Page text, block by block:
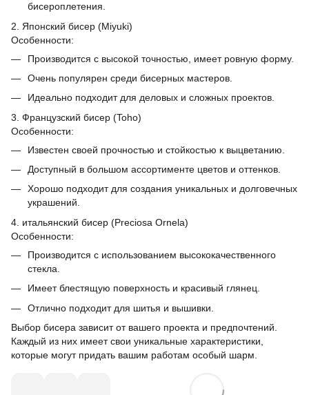
бисероплетения.
2. Японский бисер (Miyuki)
Особенности:
Производится с высокой точностью, имеет ровную форму.
Очень популярен среди бисерных мастеров.
Идеально подходит для деловых и сложных проектов.
3. Французский бисер (Toho)
Особенности:
Известен своей прочностью и стойкостью к выцветанию.
Доступный в большом ассортименте цветов и оттенков.
Хорошо подходит для создания уникальных и долговечных
украшений.
4. итальянский бисер (Preciosa Ornela)
Особенности:
Производится с использованием высококачественного
стекла.
Имеет блестящую поверхность и красивый глянец.
Отлично подходит для шитья и вышивки.
Выбор бисера зависит от вашего проекта и предпочтений.
Каждый из них имеет свои уникальные характеристики,
которые могут придать вашим работам особый шарм.